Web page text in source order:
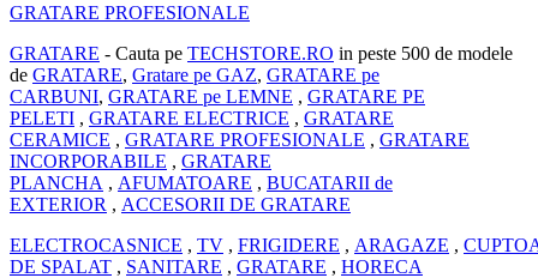
GRATARE PROFESIONALE
GRATARE - Cauta pe TECHSTORE.RO in peste 500 de modele
de GRATARE, Gratare pe GAZ, GRATARE pe
CARBUNI, GRATARE pe LEMNE , GRATARE PE
PELETI , GRATARE ELECTRICE , GRATARE
CERAMICE , GRATARE PROFESIONALE , GRATARE
INCORPORABILE , GRATARE
PLANCHA , AFUMATOARE , BUCATARII de
EXTERIOR , ACCESORII DE GRATARE
ELECTROCASNICE , TV , FRIGIDERE , ARAGAZE ,
DE SPALAT , SANITARE , GRATARE , HORECA